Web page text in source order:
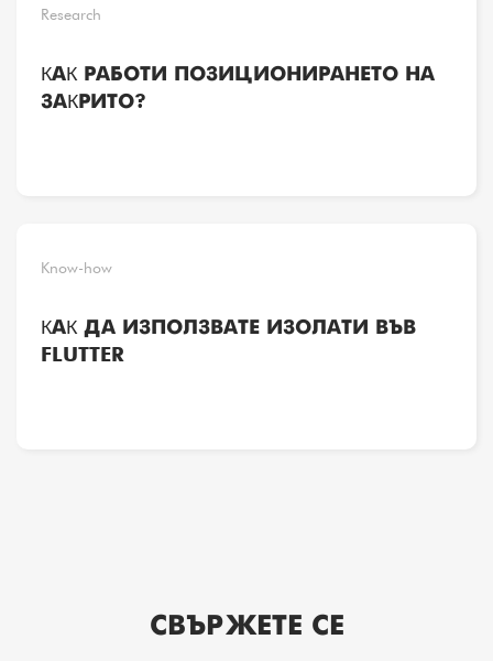
Research
КАК РАБОТИ ПОЗИЦИОНИРАНЕТО НА
ЗАКРИТО?
Know-how
КАК ДА ИЗПОЛЗВАТЕ ИЗОЛАТИ ВЪВ
FLUTTER
СВЪРЖЕТЕ СЕ